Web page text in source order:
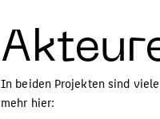
In beiden Projekten sind
mehr hier: